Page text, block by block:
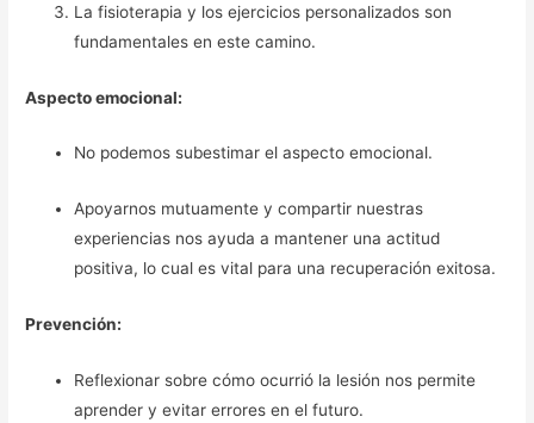
La fisioterapia y los ejercicios personalizados son
fundamentales en este camino.
Aspecto emocional:
No podemos subestimar el aspecto emocional.
Apoyarnos mutuamente y compartir nuestras
experiencias nos ayuda a mantener una actitud
positiva, lo cual es vital para una recuperación exitosa.
Prevención:
Reflexionar sobre cómo ocurrió la lesión nos permite
aprender y evitar errores en el futuro.